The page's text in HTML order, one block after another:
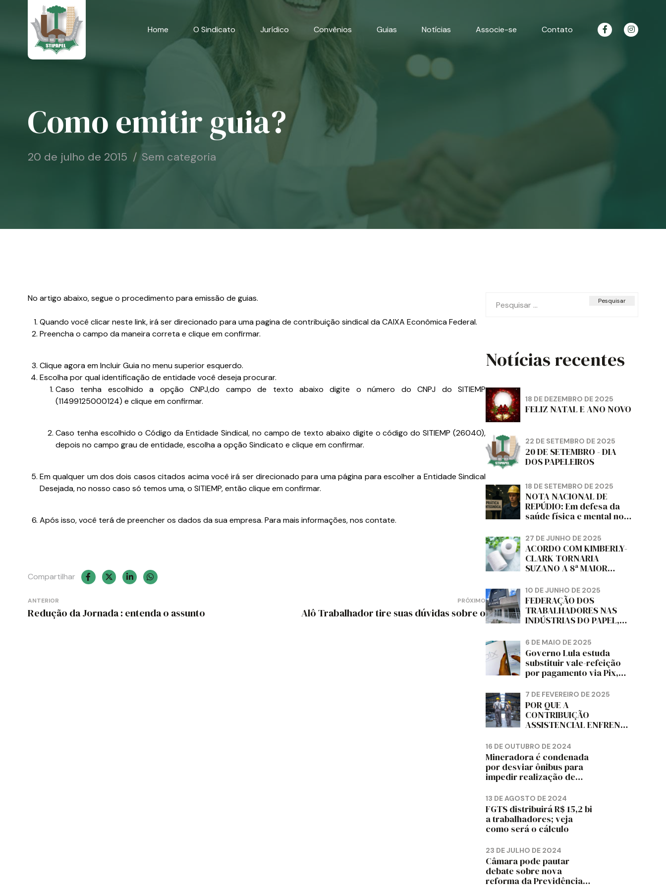
Home O Sindicato Jurídico Convênios Guias Notícias Associe-se Contato
Como emitir guia?
20 de julho de 2015 Sem categoria
No artigo abaixo, segue o procedimento para emissão de guias.
Quando você clicarneste link, irá ser direcionado para uma pagina de contribuição sindical da CAIXA Econômica Federal.
Preencha o campo da maneira correta e clique em confirmar.
Clique agora em Incluir Guia no menu superior esquerdo.
Escolha por qual identificação de entidade você deseja procurar.
Caso tenha escolhido a opção CNPJ,do campo de texto abaixo digite o número do CNPJ do SITIEMP
(11499125000124) e clique em confirmar.
Caso tenha escolhido o Código da Entidade Sindical, no campo de texto abaixo digite o código do SITIEMP (26040),
depois no campo grau de entidade, escolha a opção Sindicato e clique em confirmar.
Em qualquer um dos dois casos citados acima você irá ser direcionado para uma página para escolher a Entidade Sindical
Desejada, no nosso caso só temos uma, o SITIEMP, então clique em confirmar.
Após isso, você terá de preencher os dados da sua empresa. Para mais informações, nos contate.
Compartilhar
Navegação
de
ANTERIOR
Redução da Jornada : entenda o assunto
PRÓXIMO
Alô Trabalhador tire suas dúvidas sobre o
por:
Notícias recentes
18 DE DEZEMBRO DE 2025
FELIZ NATAL E ANO NOVO
22 DE SETEMBRO DE 2025
20 DE SETEMBRO - DIA
DOS PAPELEIROS
18 DE SETEMBRO DE 2025
NOTA NACIONAL DE
REPÚDIO: Em defesa da
saúde física e mental no
da dignidade sindical.
27 DE JUNHO DE 2025
ACORDO COM KIMBERLY-
CLARK TORNARIA
SUZANO A 8ª MAIOR
HIGIÊNICO DO MUNDO,
DIZ FITCH
10 DE JUNHO DE 2025
FEDERAÇÃO DOS
TRABALHADORES NAS
INDÚSTRIAS DO PAPEL,
CORTIÇA E ARTEFATOS
DE PAPEL DO ESTADO DO
PARANÁ – FETRAPEL-PR
6 DE MAIO DE 2025
Governo Lula estuda
substituir vale-refeição
por pagamento via Pix,
7 DE FEVEREIRO DE 2025
POR QUE A
CONTRIBUIÇÃO
ASSISTENCIAL ENFRENTA
TRABALHADORES?
16 DE OUTUBRO DE 2024
Mineradora é condenada
por desviar ônibus para
impedir realização de
13 DE AGOSTO DE 2024
FGTS distribuirá R$ 15,2 bi
a trabalhadores; veja
como será o cálculo
23 DE JULHO DE 2024
Câmara pode pautar
debate sobre nova
reforma da Previdência